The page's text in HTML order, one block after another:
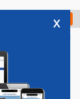
Check in
x